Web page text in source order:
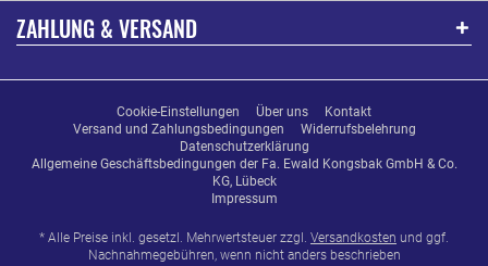
ZAHLUNG & VERSAND
Cookie-Einstellungen Über uns
Kontakt
Versand und Zahlungsbedingungen
Widerrufsbelehrung
Datenschutzerklärung
Allgemeine Geschäftsbedingungen der Fa. Ewald Kongsbak GmbH & Co.
KG, Lübeck
Impressum
* Alle Preise inkl. gesetzl. Mehrwertsteuer zzgl. Versandkosten und ggf.
Nachnahmegebühren, wenn nicht anders beschrieben